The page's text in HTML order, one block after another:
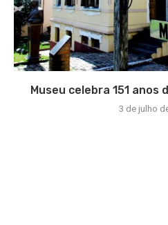
Museu celebra 151 anos
3 de julho